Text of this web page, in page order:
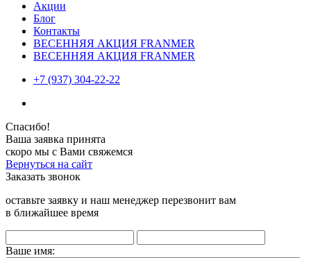
Акции
Блог
Контакты
ВЕСЕННЯЯ АКЦИЯ FRANMER
ВЕСЕННЯЯ АКЦИЯ FRANMER
+7 (937) 304-22-22
Спасибо!
Ваша заявка принята
скоро мы с Вами свяжемся
Вернуться на сайт
Заказать звонок
оставьте заявку и наш менеджер перезвонит вам
в ближайшее время
Ваше имя: